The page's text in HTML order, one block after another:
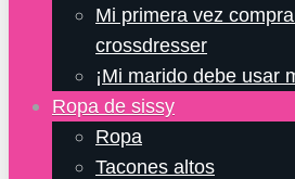
Mi primera vez
crossdresser
¡Mi marido debe usar
Ropa de sissy
Ropa
Tacones altos